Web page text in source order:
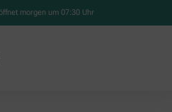
morgen um 07:30 Uhr